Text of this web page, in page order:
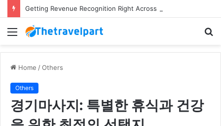
Menu
Home /Others
Others
경기마사지: 특별한 휴식과 건강